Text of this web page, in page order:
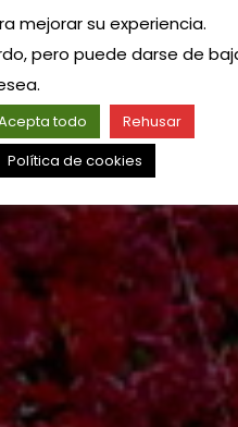
mejorar su experiencia.
pero puede darse de
todo
Rehusar
Política de cookies